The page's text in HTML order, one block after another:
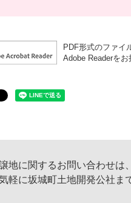
PDF形式のファイ
Adobe Readerを
地に関するお問い合わせは
軽に坂城町土地開発公社ま